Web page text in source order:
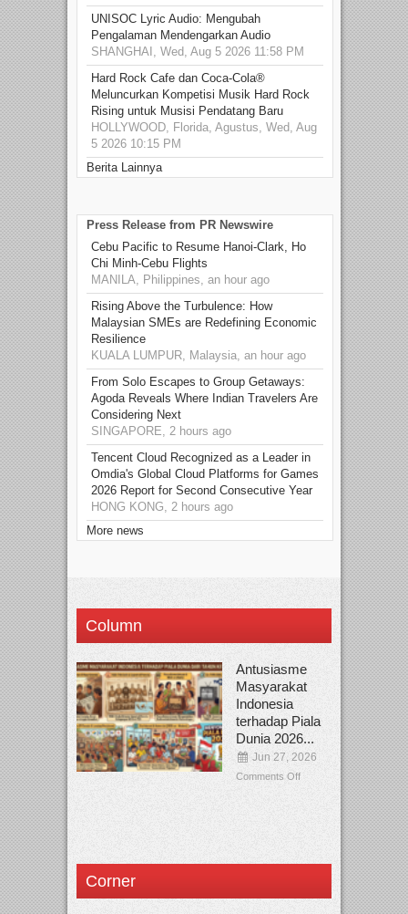
UNISOC Lyric Audio: Mengubah
Pengalaman Mendengarkan Audio
SHANGHAI, Wed, Aug 5 2026 11:58 PM
Hard Rock Cafe dan Coca-Cola®
Meluncurkan Kompetisi Musik Hard Rock
Rising untuk Musisi Pendatang Baru
HOLLYWOOD, Florida, Agustus, Wed, Aug
5 2026 10:15 PM
Berita Lainnya
Press Release from PR Newswire
Cebu Pacific to Resume Hanoi-Clark, Ho
Chi Minh-Cebu Flights
MANILA, Philippines, an hour ago
Rising Above the Turbulence: How
Malaysian SMEs are Redefining Economic
Resilience
KUALA LUMPUR, Malaysia, an hour ago
From Solo Escapes to Group Getaways:
Agoda Reveals Where Indian Travelers Are
Considering Next
SINGAPORE, 2 hours ago
Tencent Cloud Recognized as a Leader in
Omdia's Global Cloud Platforms for Games
2026 Report for Second Consecutive Year
HONG KONG, 2 hours ago
More news
Column
Antusiasme
Masyarakat
Indonesia
terhadap Piala
Dunia 2026...
Jun 27, 2026
Comments Off
Corner